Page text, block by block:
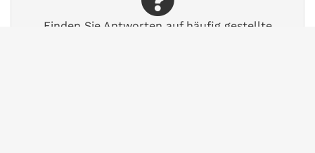
Finden Sie Antworten auf häufig gestellte